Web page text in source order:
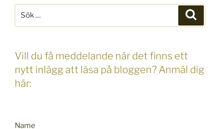
efter:
Vill du få meddelande när det finns ett
nytt inlägg att läsa på bloggen? Anmäl dig
här:
Name